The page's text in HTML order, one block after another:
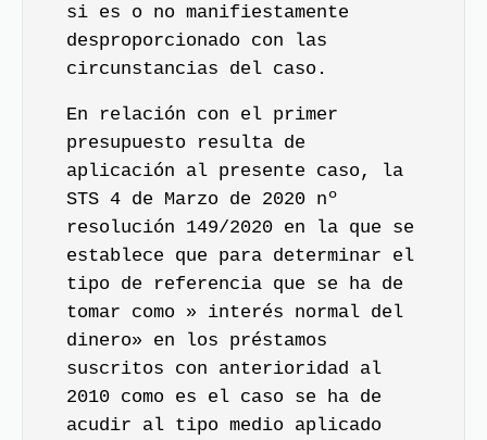
si es o no manifiestamente
desproporcionado con las
circunstancias del caso.
En relación con el primer
presupuesto resulta de
aplicación al presente caso, la
STS 4 de Marzo de 2020 nº
resolución 149/2020 en la que se
establece que para determinar el
tipo de referencia que se ha de
tomar como » interés normal del
dinero» en los préstamos
suscritos con anterioridad al
2010 como es el caso se ha de
acudir al tipo medio aplicado